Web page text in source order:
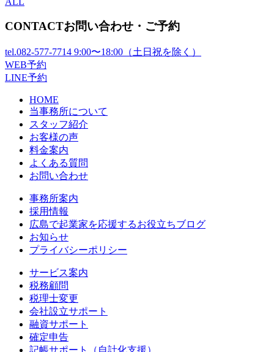
CONTACTお問い合わせ・ご予約
tel.082-577-7714 9:00〜18:00（土日祝を除く）
WEB予約
LINE予約
HOME
当事務所について
スタッフ紹介
お客様の声
料金案内
よくある質問
お問い合わせ
事務所案内
採用情報
広島で起業家を応援するお役立ちブログ
お知らせ
プライバシーポリシー
サービス案内
税務顧問
税理士変更
会社設立サポート
融資サポート
確定申告
記帳サポート（自計化支援）